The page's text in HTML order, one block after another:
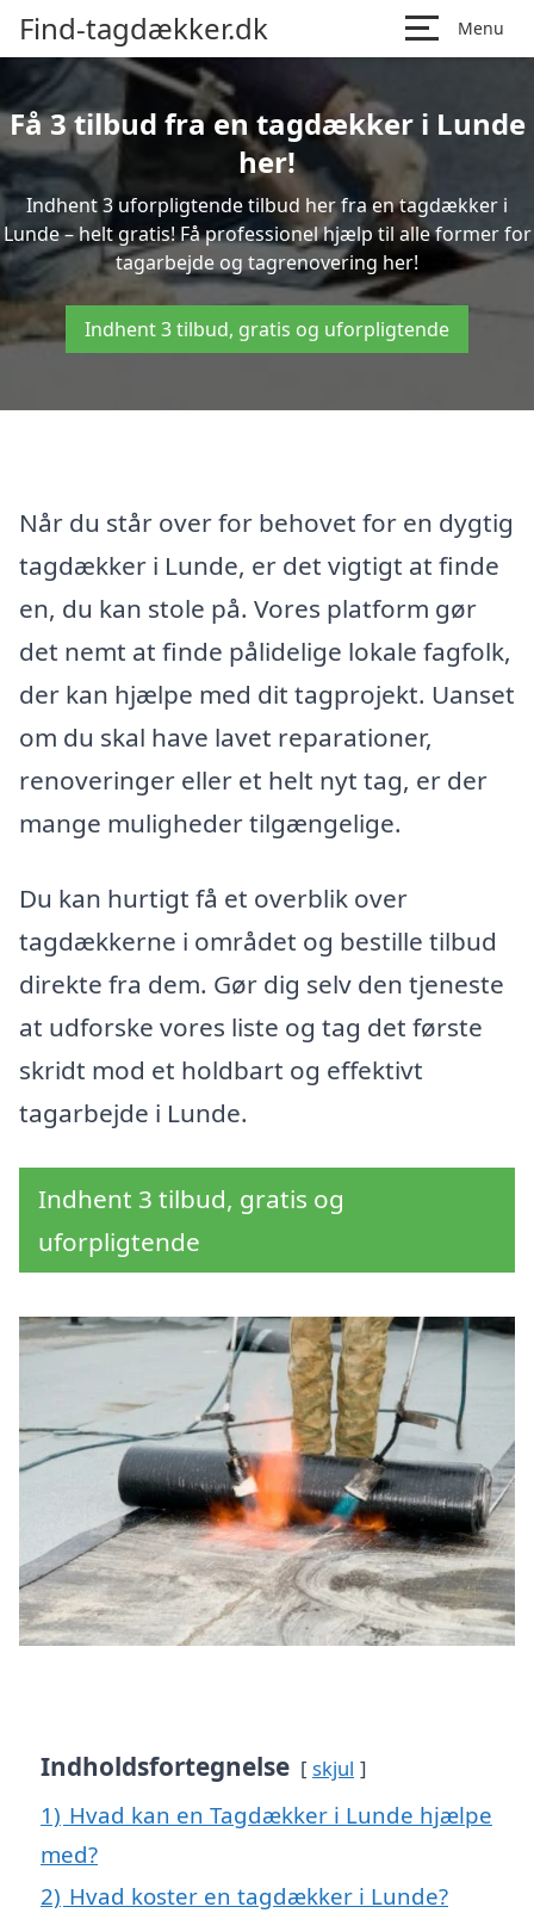
Find-tagdækker.dk Menu
Få 3 tilbud fra en tagdækker i Lunde
her!
Indhent 3 uforpligtende tilbud her fra en tagdækker i
Lunde – helt gratis! Få professionel hjælp til alle former for
tagarbejde og tagrenovering her!
Indhent 3 tilbud, gratis og uforpligtende
Når du står over for behovet for en dygtig
tagdækker i Lunde, er det vigtigt at finde
en, du kan stole på. Vores platform gør
det nemt at finde pålidelige lokale fagfolk,
der kan hjælpe med dit tagprojekt. Uanset
om du skal have lavet reparationer,
renoveringer eller et helt nyt tag, er der
mange muligheder tilgængelige.
Du kan hurtigt få et overblik over
tagdækkerne i området og bestille tilbud
direkte fra dem. Gør dig selv den tjeneste
at udforske vores liste og tag det første
skridt mod et holdbart og effektivt
tagarbejde i Lunde.
Indhent 3 tilbud, gratis og
uforpligtende
Indholdsfortegnelse skjul
1) Hvad kan en Tagdækker i Lunde hjælpe
med?
2) Hvad koster en tagdækker i Lunde?